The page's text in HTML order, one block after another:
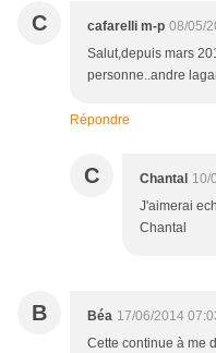
C cafarelli m-p 08/05/
Salut,depuis mars
personne..andre
Répondre
C Chantal 10/
J'aimerai
Chantal
B Béa 17/06/2014
Cette continue à me